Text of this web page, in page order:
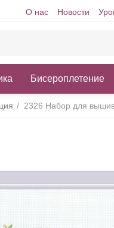
О нас Новости
Бисероплетение
/ 2326 Набор для